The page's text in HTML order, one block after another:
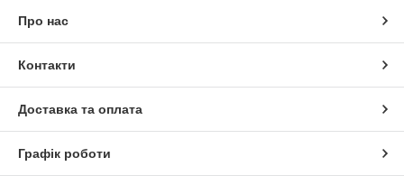
Про нас
Контакти
Доставка та оплата
Графік роботи